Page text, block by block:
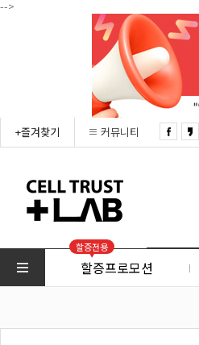
-->
+즐겨찾기 커뮤니티
할증전용
할증프로모션